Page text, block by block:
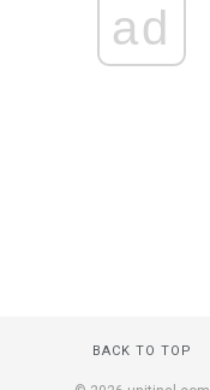
ad
BACK TO TOP